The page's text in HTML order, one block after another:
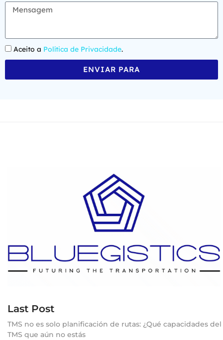
Aceito a Política de Privacidade.
ENVIAR PARA
Last Post
TMS no es solo planificación de rutas: ¿Qué capacidades del
TMS que aún no estás